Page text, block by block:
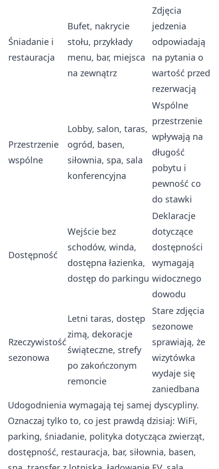
Śniadanie i
restauracja
Bufet, nakrycie
stołu, przykłady
menu, bar, miejsca
na zewnątrz
Zdjęcia
jedzenia
odpowiadają
na pytania o
wartość przed
rezerwacją
Przestrzenie
wspólne
Lobby, salon, taras,
ogród, basen,
siłownia, spa, sala
konferencyjna
Wspólne
przestrzenie
wpływają na
długość
pobytu i
pewność co
do stawki
Dostępność
Wejście bez
schodów, winda,
dostępna łazienka,
dostęp do parkingu
Deklaracje
dotyczące
dostępności
wymagają
widocznego
dowodu
Rzeczywistość
sezonowa
Letni taras, dostęp
zimą, dekoracje
świąteczne, strefy
po zakończonym
remoncie
Stare zdjęcia
sezonowe
sprawiają, że
wizytówka
wydaje się
zaniedbana
Udogodnienia wymagają tej samej dyscypliny.
Oznaczaj tylko to, co jest prawdą dzisiaj: WiFi,
parking, śniadanie, polityka dotycząca zwierząt,
dostępność, restauracja, bar, siłownia, basen,